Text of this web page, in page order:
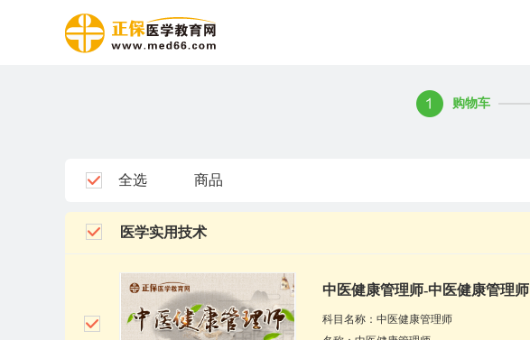
购物车
全选 商品
医学实用技术
中医健康管理师-中医健康管理师
科目名称：中医健康管理师